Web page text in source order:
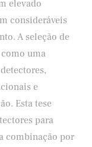
elevado
consideráveis
A seleção de
uma
e
Esta tese
para
combinação por